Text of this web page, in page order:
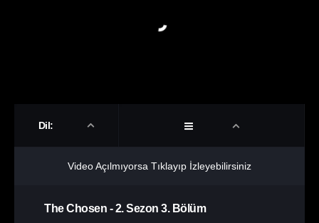
Dil:
Video Açılmıyorsa Tıklayıp İzleyebilirsiniz
The Chosen -2. Sezon 3. Bölüm